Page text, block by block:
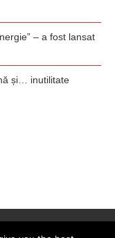
– a fost lansat
și… inutilitate